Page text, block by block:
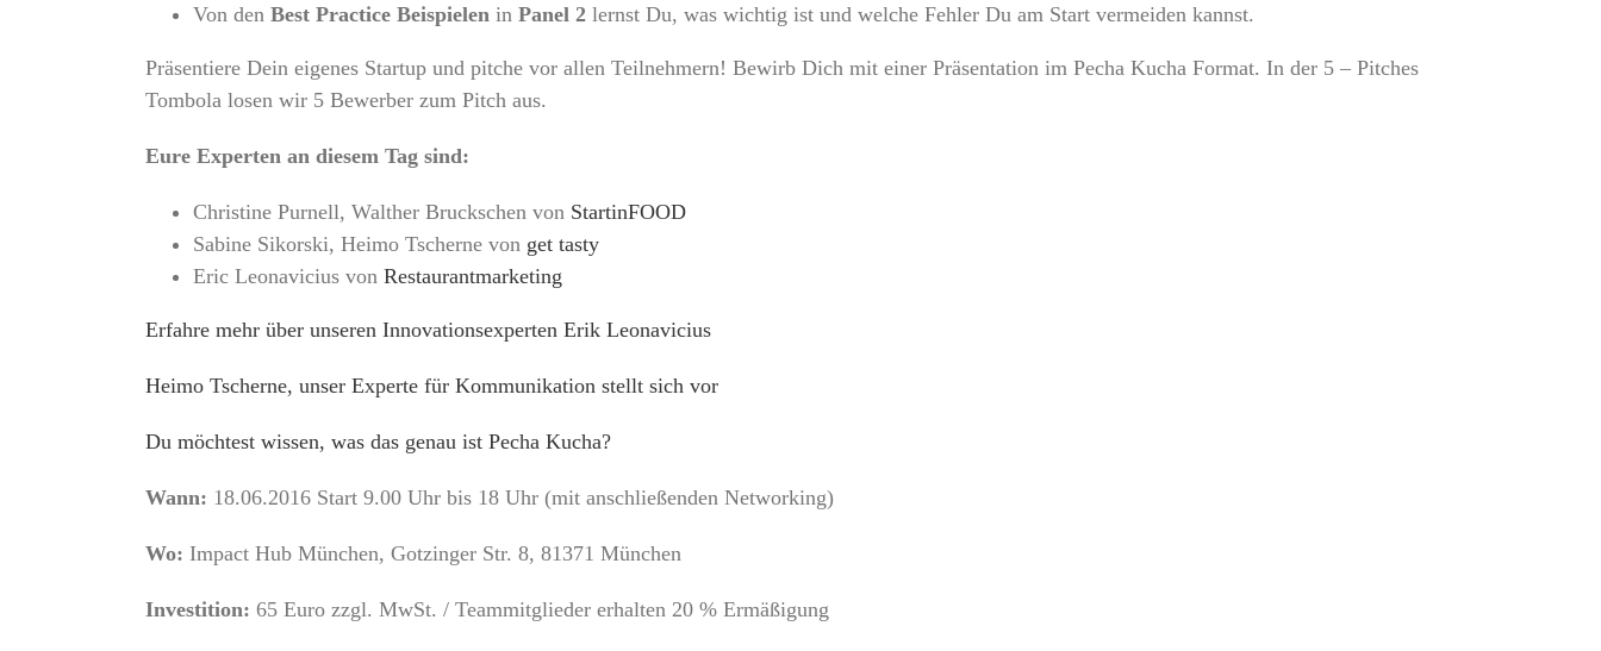
Von den Best Practice Beispielen in Panel 2 lernst Du, was wichtig ist und welche Fehler Du am Start vermeiden kannst.
Präsentiere Dein eigenes Startup und pitche vor allen Teilnehmern! Bewirb Dich mit einer Präsentation im Pecha Kucha Format. In der 5 – Pitches
Tombola losen wir 5 Bewerber zum Pitch aus.
Eure Experten an diesem Tag sind:
Christine Purnell, Walther Bruckschen von StartinFOOD
Sabine Sikorski, Heimo Tscherne von get tasty
Eric Leonavicius von Restaurantmarketing
Erfahre mehr über unseren Innovationsexperten Erik Leonavicius
Heimo Tscherne, unser Experte für Kommunikation stellt sich vor
Du möchtest wissen, was das genau ist Pecha Kucha?
Wann: 18.06.2016 Start 9.00 Uhr bis 18 Uhr (mit anschließenden Networking)
Wo: Impact Hub München, Gotzinger Str. 8, 81371 München
Investition: 65 Euro zzgl. MwSt. / Teammitglieder erhalten 20 % Ermäßigung